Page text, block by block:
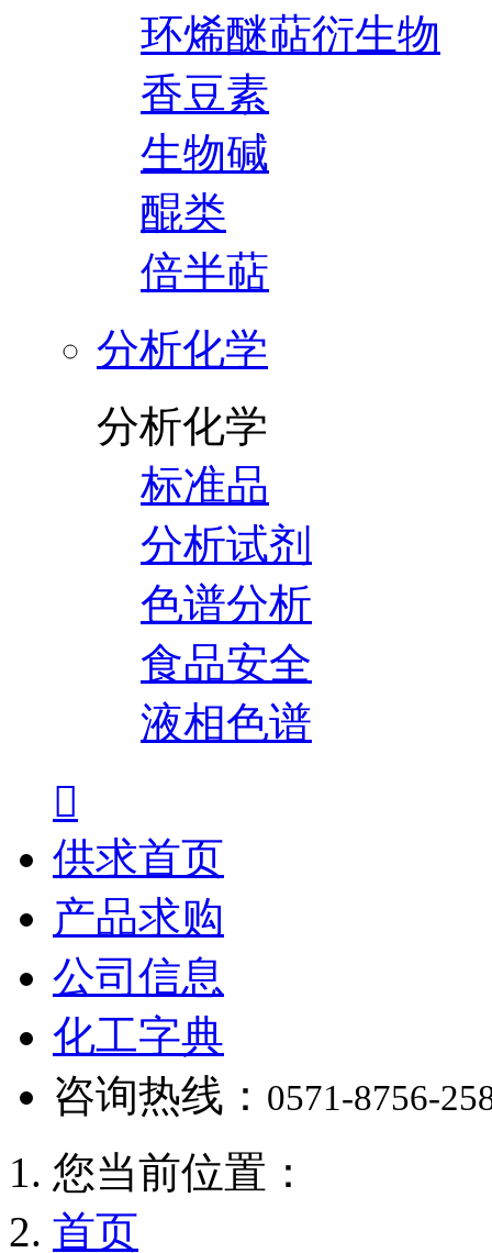
环烯醚萜衍生物
香豆素
生物碱
醌类
倍半萜
分析化学
分析化学
标准品
分析试剂
色谱分析
食品安全
液相色谱

供求首页
产品求购
公司信息
化工字典
咨询热线： 0571-8756-
您当前位置：
首页